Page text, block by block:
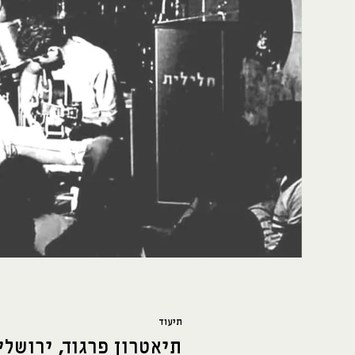
תיעוד
תיאטרון פרגוד,